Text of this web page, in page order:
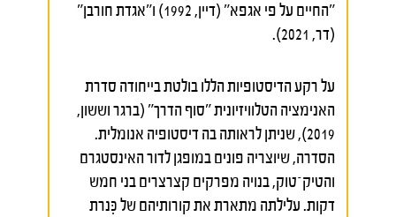
"החיים על פי אגפא" (דיין, 1992) ו"אגדת חורבן"
(דר, 2021).
על רקע הדיסטופיות הללו בולטת בייחודה סדרת
האנימציה הטלוויזיונית "סוף הדרך" (ברגר וששון,
2019), שניתן לראותה בה דיסטופיה אנומלית.
הסדרה, שיוצריה פונים במופגן לדור האינסטגרם
והטיק־טוק, בנויה מפרקים קצרצרים בני חמש
דקות. עלילתה מתארת את קורותיהם של כִּנרת